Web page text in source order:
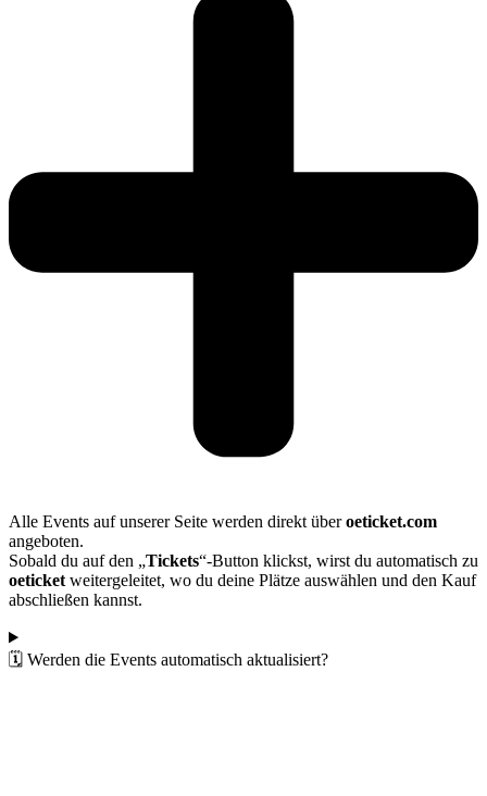
Alle Events auf unserer Seite werden direkt überoeticket.com
angeboten.
Sobald du auf den „Tickets“-Button klickst, wirst du automatisch zu
oeticketweitergeleitet, wo du deine Plätze auswählen und den Kauf
abschließen kannst.
🗓️ Werden die Events automatisch aktualisiert?